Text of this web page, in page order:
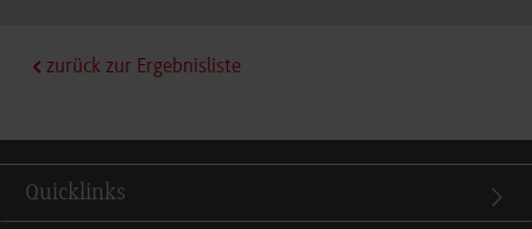
zurück zur Ergebnisliste
Quicklinks